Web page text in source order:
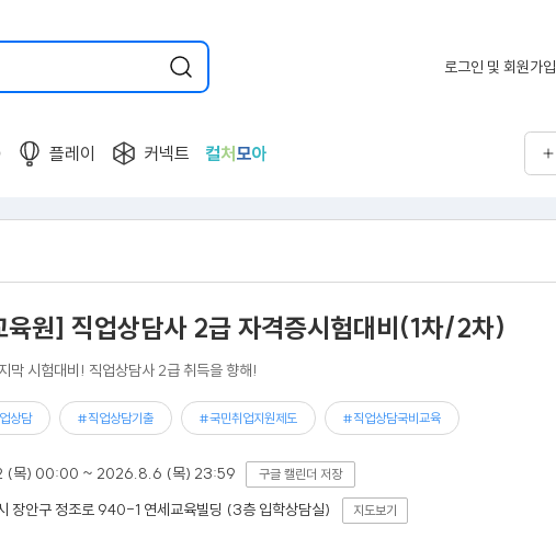
로그인 및 회원가입
플레이 커넥트 컬처 모아
원] 직업상담사 2급 자격증시험대비(1차/2차)
시험대비! 직업상담사 2급 취득을 향해!
상담 #직업상담기출 #국민취업지원제도 #직업상담국비교육
(목) 00:00 ~ 2026.8.6 (목) 23:59 구글 캘린더 저장
장안구 정조로 940-1 연세교육빌딩 (3층 입학상담실) 지도보기